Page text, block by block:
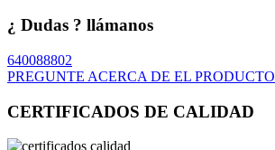
¿ Dudas ? llámanos
640088802
PREGUNTE ACERCA DE EL PRODUCTO
CERTIFICADOS DE CALIDAD